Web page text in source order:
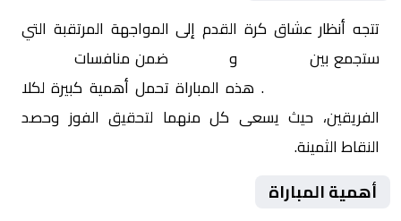
تتجه أنظار عشاق كرة القدم إلى المواجهة المرتقبة التي
ستجمع بين
و ضمن منافسات
. هذه المباراة تحمل أهمية كبيرة لكلا
الفريقين، حيث يسعى كل منهما لتحقيق الفوز وحصد
النقاط الثمينة.
أهمية المباراة